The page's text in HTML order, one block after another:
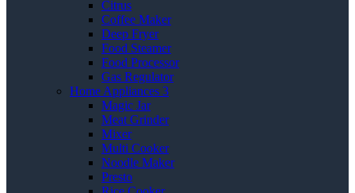
Citrus
Coffee Maker
Deep Fryer
Food Steamer
Food Processor
Gas Regulator
Home Appliances 3
Magic Jar
Meat Grinder
Mixer
Multi Cooker
Noodle Maker
Presto